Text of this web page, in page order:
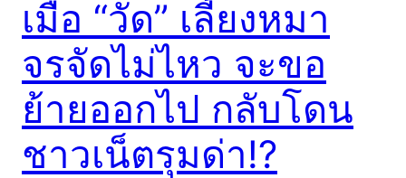
เมื่อ “วัด” เลี้ยงหมา
จรจัดไม่ไหว จะขอ
ย้ายออกไป กลับโดน
ชาวเน็ตรุมด่า!?